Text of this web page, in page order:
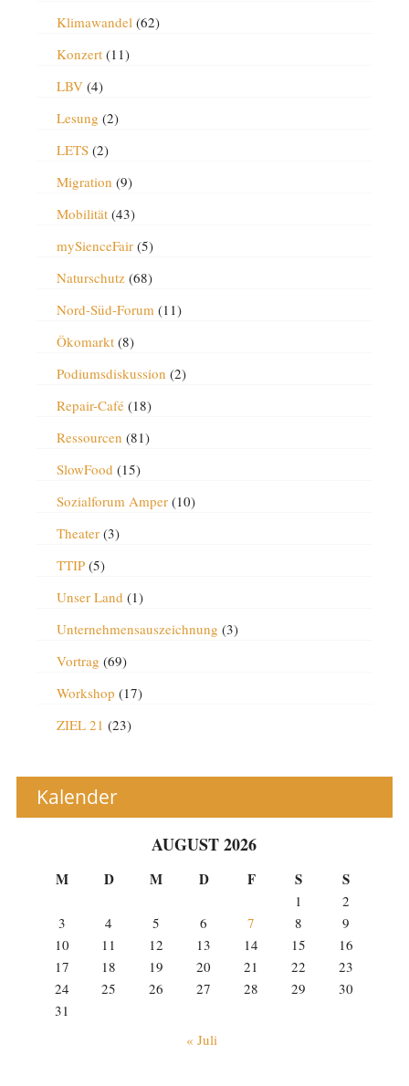
Klimawandel(62)
Konzert(11)
LBV(4)
Lesung (2)
LETS(2)
Migration (9)
Mobilität(43)
mySienceFair(5)
Naturschutz(68)
Nord-Süd-Forum(11)
Ökomarkt(8)
Podiumsdiskussion (2)
Repair-Café(18)
Ressourcen (81)
SlowFood (15)
Sozialforum Amper(10)
Theater(3)
TTIP(5)
Unser Land (1)
Unternehmensauszeichnung (3)
Vortrag (69)
Workshop (17)
ZIEL 21 (23)
Kalender
AUGUST 2026
M D M D F S S
1
2
3
4 5 6 7 8
9
10
11 12 13 14 15
16
17
18 19 20 21 22
23
24
25 26 27 28 29
30
31
« Juli